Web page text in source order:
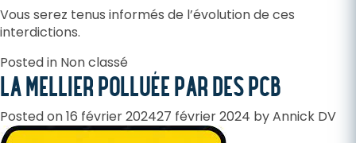
Vous serez tenus informés de l’évolution de ces
interdictions.
Posted in Non classé
LA MELLIER POLLUÉE PAR DES PCB
Posted on16 février 202427 février 2024 byAnnick DV